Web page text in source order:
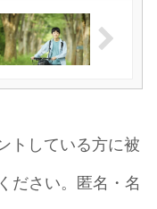
トしている方に被
ださい。匿名・名